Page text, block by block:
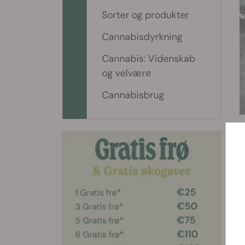
Sorter og produkter
Cannabisdyrkning
Cannabis: Videnskab
og velvære
Cannabisbrug